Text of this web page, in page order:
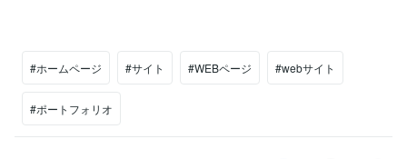
#ホームページ #サイト #WEBページ #webサイト
#ポートフォリオ